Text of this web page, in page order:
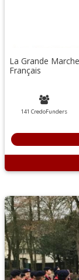
La Grande
Français
141 CredoFunders